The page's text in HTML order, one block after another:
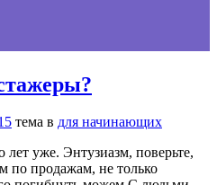
тема в для начинающих
лет уже. Энтузиазм, поверьте,
по продажам, не только